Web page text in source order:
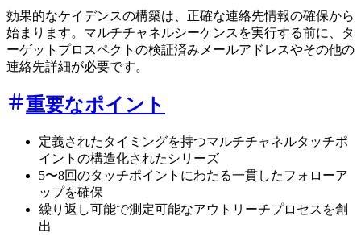
効果的なケイデンスの構築は、正確な連絡先情報の確保から
始まります。マルチチャネルシーケンスを実行する前に、タ
ーゲットプロスペクトの検証済みメールアドレスやその他の
連絡先詳細が必要です。
重要なポイント
定義されたタイミングを持つマルチチャネルタッチポ
イントの構造化されたシリーズ
5〜8回のタッチポイントにわたる一貫したフォローア
ップを確保
繰り返し可能で測定可能なアウトリーチプロセスを創
出